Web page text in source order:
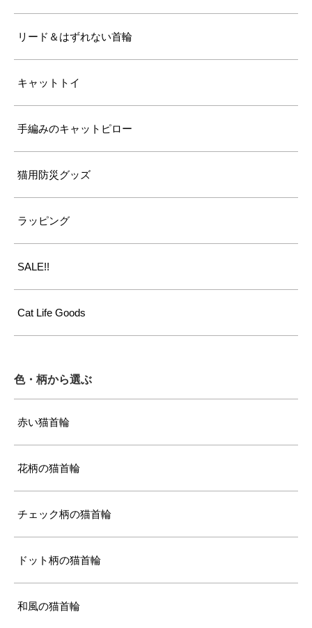
リード＆はずれない首輪
キャットトイ
手編みのキャットピロー
猫用防災グッズ
ラッピング
SALE!!
Cat Life Goods
色・柄から選ぶ
赤い猫首輪
花柄の猫首輪
チェック柄の猫首輪
ドット柄の猫首輪
和風の猫首輪